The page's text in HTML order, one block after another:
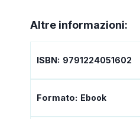
Altre informazioni:
ISBN: 9791224051602
Formato: Ebook